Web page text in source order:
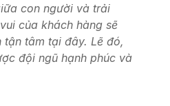
con người và trải
của khách hàng sẽ
tận tâm tại đây. Lẽ đó,
đội ngũ hạnh phúc và